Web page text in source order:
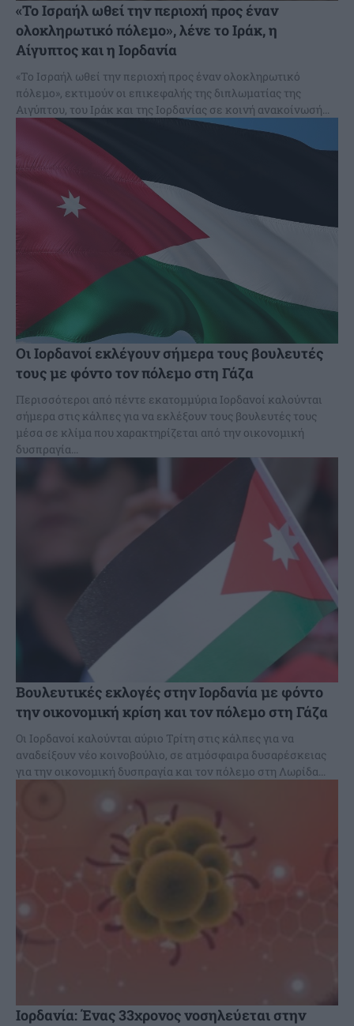
«Το Ισραήλ ωθεί την περιοχή προς έναν
ολοκληρωτικό πόλεμο», λένε το Ιράκ, η
Αίγυπτος και η Ιορδανία
«Το Ισραήλ ωθεί την περιοχή προς έναν ολοκληρωτικό
πόλεμο», εκτιμούν οι επικεφαλής της διπλωματίας της
Αιγύπτου, του Ιράκ και της Ιορδανίας σε κοινή ανακοίνωσή...
Οι Ιορδανοί εκλέγουν σήμερα τους βουλευτές
τους με φόντο τον πόλεμο στη Γάζα
Περισσότεροι από πέντε εκατομμύρια Ιορδανοί καλούνται
σήμερα στις κάλπες για να εκλέξουν τους βουλευτές τους
μέσα σε κλίμα που χαρακτηρίζεται από την οικονομική
δυσπραγία...
Βουλευτικές εκλογές στην Ιορδανία με φόντο
την οικονομική κρίση και τον πόλεμο στη Γάζα
Οι Ιορδανοί καλούνται αύριο Τρίτη στις κάλπες για να
αναδείξουν νέο κοινοβούλιο, σε ατμόσφαιρα δυσαρέσκειας
για την οικονομική δυσπραγία και τον πόλεμο στη Λωρίδα...
Ιορδανία: Ένας 33χρονος νοσηλεύεται στην